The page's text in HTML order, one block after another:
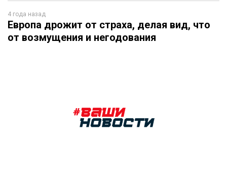
4 года назад
Европа дрожит от страха, делая вид, что
от возмущения и негодования